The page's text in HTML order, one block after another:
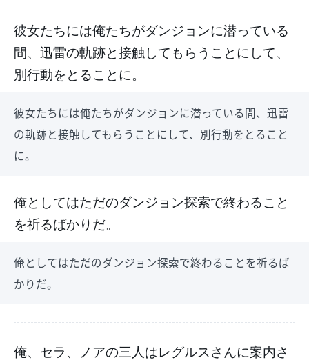
彼女たちには俺たちがダンジョンに潜っている
間、迅雷の軌跡と接触してもらうことにして、
別行動をとることに。
彼女たちには俺たちがダンジョンに潜っている間、迅雷
の軌跡と接触してもらうことにして、別行動をとること
に。
俺としてはただのダンジョン探索で終わること
を祈るばかりだ。
俺としてはただのダンジョン探索で終わることを祈るば
かりだ。
俺、セラ、ノアの三人はレグルスさんに案内さ